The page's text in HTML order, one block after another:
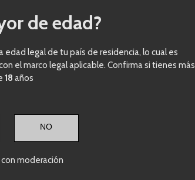
de edad?
edad legal de tu país de residencia, lo cual es
el marco legal aplicable. Confirma si tienes más
18 años
moderación